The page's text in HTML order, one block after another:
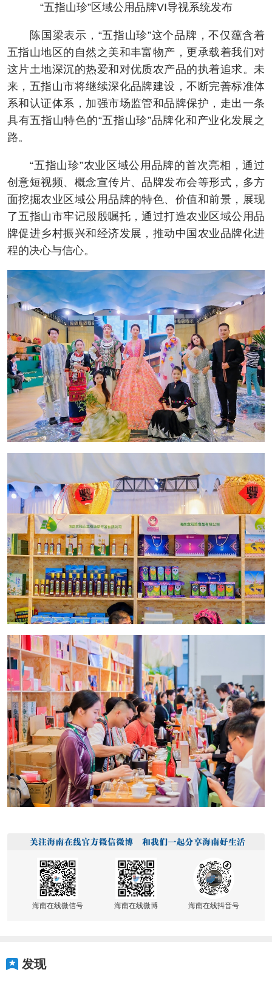
“五指山珍”区域公用品牌VI导视系统发布
陈国梁表示，“五指山珍”这个品牌，不仅蕴含着
五指山地区的自然之美和丰富物产，更承载着我们对
这片土地深沉的热爱和对优质农产品的执着追求。未
来，五指山市将继续深化品牌建设，不断完善标准体
系和认证体系，加强市场监管和品牌保护，走出一条
具有五指山特色的“五指山珍”品牌化和产业化发展之
路。
“五指山珍”农业区域公用品牌的首次亮相，通过
创意短视频、概念宣传片、品牌发布会等形式，多方
面挖掘农业区域公用品牌的特色、价值和前景，展现
了五指山市牢记殷殷嘱托，通过打造农业区域公用品
牌促进乡村振兴和经济发展，推动中国农业品牌化进
程的决心与信心。
海南在线微信号 海南在线微博 海南在线抖音号
发现